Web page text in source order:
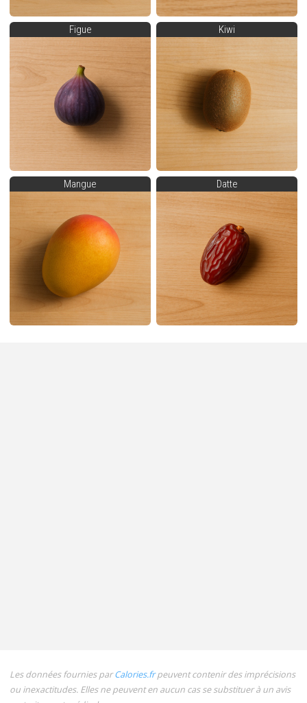
Figue Kiwi
Mangue Datte
Les données fournies parCalories.frpeuvent contenir des imprécisions
ou inexactitudes. Elles ne peuvent en aucun cas se substituer à un avis